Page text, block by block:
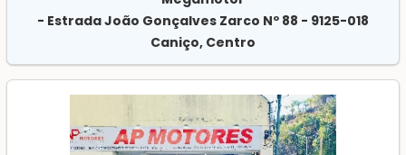
- Estrada João Gonçalves Zarco Nº 88 - 9125-018
Caniço, Centro